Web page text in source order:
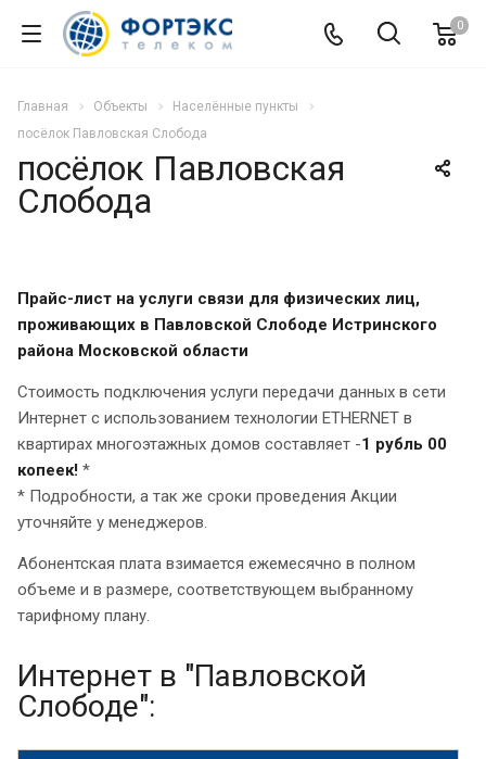
0
Главная Объекты
Населённые пункты
посёлок Павловская Слобода
посёлок Павловская
Слобода
Прайс-лист на услуги связи для физических лиц,
проживающих в Павловской Слободе Истринского
района Московской области
Стоимость подключения услуги передачи данных в сети
Интернет с использованием технологии ETHERNET в
квартирах многоэтажных домов составляет -1 рубль 00
копеек! *
* Подробности, а так же сроки проведения Акции
уточняйте у менеджеров.
Абонентская плата взимается ежемесячно в полном
объеме и в размере, соответствующем выбранному
тарифному плану.
Интернет в "Павловской
Слободе":